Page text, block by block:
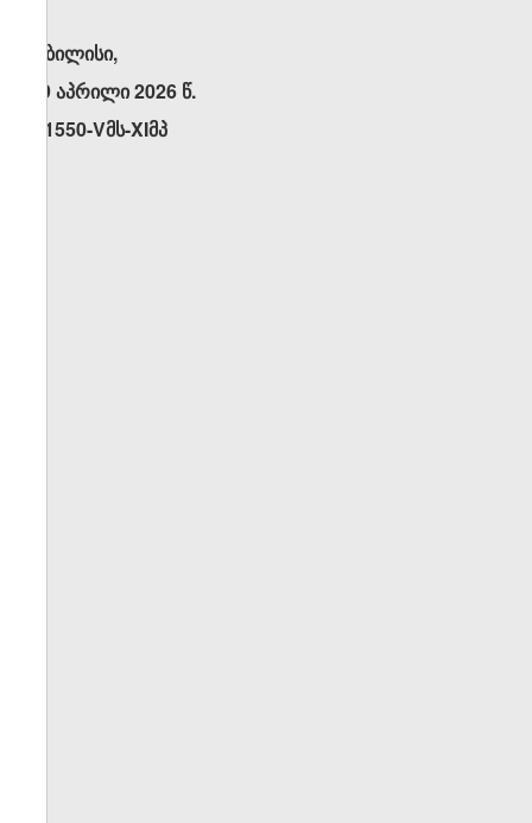
თბილისი,
29 აპრილი 2026 წ.
N1550-Vმს-XIმპ